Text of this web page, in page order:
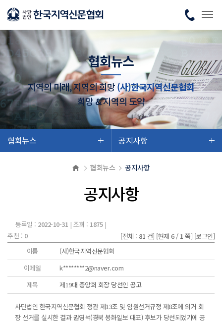
협회뉴스
지역의 미래, 지역의 희망(사)한국지역신문협회
희망 & 지역의 도약
협회뉴스 공지사항
협회뉴스 공지사항
공지사항
등록일 : 2022-10-31 | 조회 : 1875|
추천 : 0 [전체 : 81 건] [현재 6 / 1 쪽] [로그인]
이름
(사)한국지역신문협회
이메일
k********2@naver.com
제목
제19대 중앙회 회장 당선인 공고
사단법인 한국지역신문협회 정관 제13조 및 임원선거규정 제8조에 의거 회
장 선거를 실시한 결과 권영석(경북 봉화일보 대표) 후보가 당선되었기에 공